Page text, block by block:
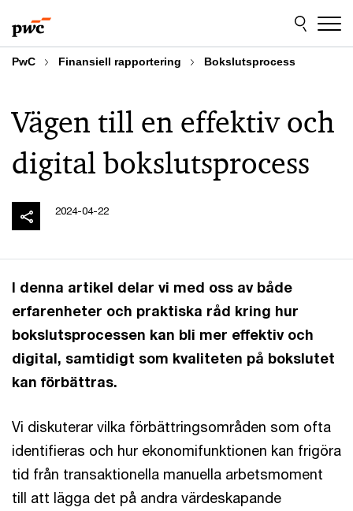
to
content
to
footer
PwC Finansiell rapportering Bokslutsprocess
Vägen till en effektiv och
digital bokslutsprocess
2024-04-22
I denna artikel delar vi med oss av både
erfarenheter och praktiska råd kring hur
bokslutsprocessen kan bli mer effektiv och
digital, samtidigt som kvaliteten på bokslutet
kan förbättras.
Vi diskuterar vilka förbättringsområden som ofta
identifieras och hur ekonomifunktionen kan frigöra
tid från transaktionella manuella arbetsmoment
till att lägga det på andra värdeskapande